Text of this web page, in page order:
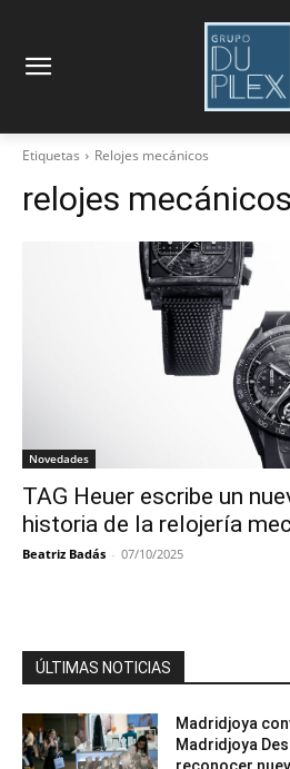
Etiquetas Relojes mecánicos
relojes mecánicos
Novedades
TAG Heuer escribe un
historia de la relojería
Beatriz Badás - 07/10/2025
ÚLTIMAS NOTICIAS
Madridjoya
Madridjoya